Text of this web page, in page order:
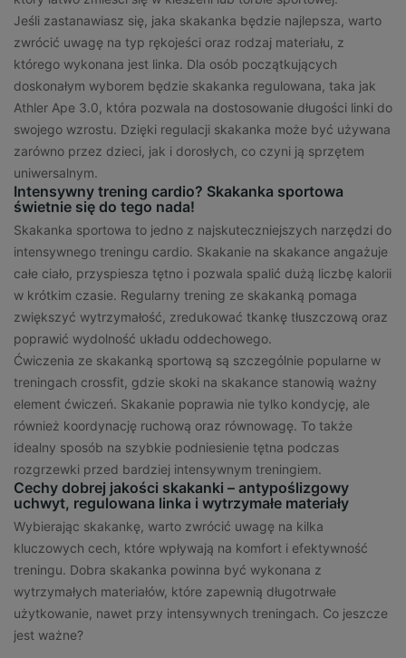
Jeśli zastanawiasz się, jaka skakanka będzie najlepsza, warto
zwrócić uwagę na typ rękojeści oraz rodzaj materiału, z
którego wykonana jest linka. Dla osób początkujących
doskonałym wyborem będzie skakanka regulowana, taka jak
Athler Ape 3.0, która pozwala na dostosowanie długości linki do
swojego wzrostu. Dzięki regulacji skakanka może być używana
zarówno przez dzieci, jak i dorosłych, co czyni ją sprzętem
uniwersalnym.
Intensywny trening cardio? Skakanka sportowa
świetnie się do tego nada!
Skakanka sportowa to jedno z najskuteczniejszych narzędzi do
intensywnego treningu cardio. Skakanie na skakance angażuje
całe ciało, przyspiesza tętno i pozwala spalić dużą liczbę kalorii
w krótkim czasie. Regularny trening ze skakanką pomaga
zwiększyć wytrzymałość, zredukować tkankę tłuszczową oraz
poprawić wydolność układu oddechowego.
Ćwiczenia ze skakanką sportową są szczególnie popularne w
treningach crossfit, gdzie skoki na skakance stanowią ważny
element ćwiczeń. Skakanie poprawia nie tylko kondycję, ale
również koordynację ruchową oraz równowagę. To także
idealny sposób na szybkie podniesienie tętna podczas
rozgrzewki przed bardziej intensywnym treningiem.
Cechy dobrej jakości skakanki – antypoślizgowy
uchwyt, regulowana linka i wytrzymałe materiały
Wybierając skakankę, warto zwrócić uwagę na kilka
kluczowych cech, które wpływają na komfort i efektywność
treningu. Dobra skakanka powinna być wykonana z
wytrzymałych materiałów, które zapewnią długotrwałe
użytkowanie, nawet przy intensywnych treningach. Co jeszcze
jest ważne?